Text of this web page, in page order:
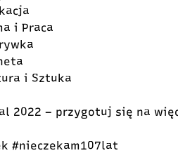
i Praca
i Sztuka
2022 – przygotuj się na
#nieczekam107lat